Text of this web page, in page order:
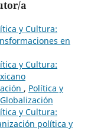
a
y Cultura:
en
y Cultura:
, Política y
y Cultura:
política y